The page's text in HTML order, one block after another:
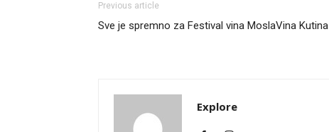
Previous article
Sve je spremno za Festival vina MoslaVina Kutina
Explore